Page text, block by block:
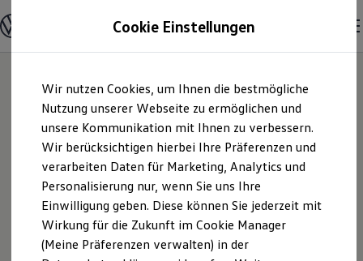
Hauptinhalt
springen
Footer
springen
Modelle & Konfigurator
Nutzfahrzeugkategorien entdecken
Modelle konfigurieren
Vorgängermodelle und Oldtimer
Vorgängermodelle
Oldtimer
Bulli Historie
Branchenlösungen & Gewerbekunden
Umbaulösungen und Hersteller finden
Auf- und Umbauten entdecken & konfigurieren
Groß- und Sonderkunden
Großkunden
Kommunen & Behörden
Journalisten
Sportvereine
K & E Automobile
GmbH | Impressum
& Rechtliches
Cookie Einstellungen
Wir nutzen Cookies, um Ihnen die bestmögliche
Nutzung unserer Webseite zu ermöglichen und
unsere Kommunikation mit Ihnen zu verbessern.
Wir berücksichtigen hierbei Ihre Präferenzen und
verarbeiten Daten für Marketing, Analytics und
Personalisierung nur, wenn Sie uns Ihre
Einwilligung geben. Diese können Sie jederzeit mit
Wirkung für die Zukunft im Cookie Manager
(Meine Präferenzen verwalten) in der